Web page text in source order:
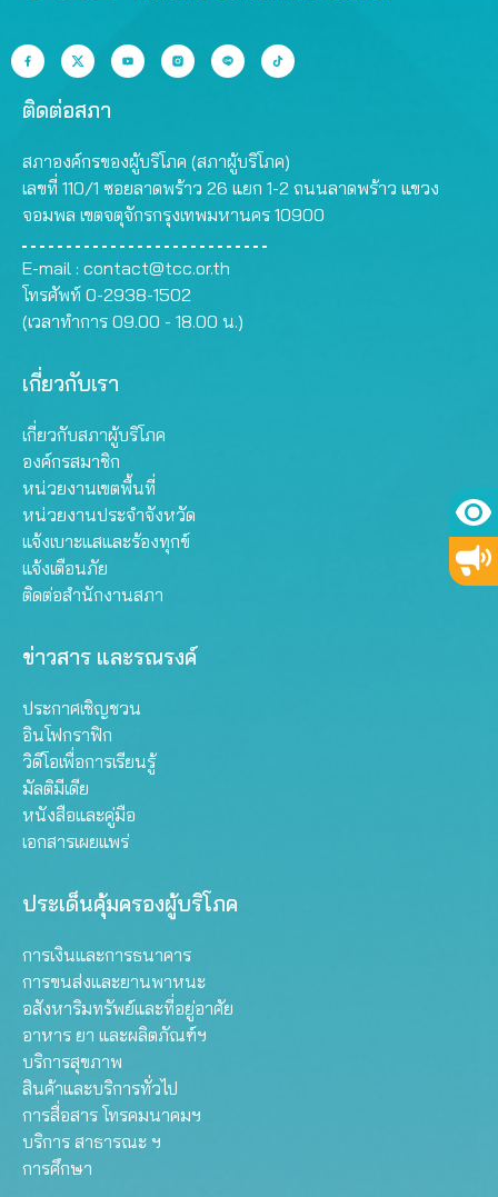
ติดต่อสภา
สภาองค์กรของผู้บริโภค (สภาผู้บริโภค)
เลขที่ 110/1 ซอยลาดพร้าว 26 แยก 1-2 ถนนลาดพร้าว แขวง
จอมพล เขตจตุจักรกรุงเทพมหานคร 10900
E-mail : contact@tcc.or.th
โทรศัพท์ 0-2938-1502
(เวลาทำการ 09.00 - 18.00 น.)
เกี่ยวกับเรา
เกี่ยวกับสภาผู้บริโภค
องค์กรสมาชิก
หน่วยงานเขตพื้นที่
หน่วยงานประจำจังหวัด
แจ้งเบาะแสและร้องทุกข์
แจ้งเตือนภัย
ติดต่อสำนักงานสภา
ข่าวสาร และรณรงค์
ประกาศเชิญชวน
อินโฟกราฟิก
วิดีโอเพื่อการเรียนรู้
มัลติมีเดีย
หนังสือและคู่มือ
เอกสารเผยแพร่
ประเด็นคุ้มครองผู้บริโภค
การเงินและการธนาคาร
การขนส่งและยานพาหนะ
อสังหาริมทรัพย์และที่อยู่อาศัย
อาหาร ยา และผลิตภัณฑ์ฯ
บริการสุขภาพ
สินค้าและบริการทั่วไป
การสื่อสาร โทรคมนาคมฯ
บริการ สาธารณะ ฯ
การศึกษา